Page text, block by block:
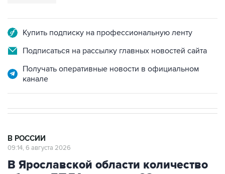
Купить подписку на профессиональную ленту
Подписаться на рассылку главных новостей сайта
Получать оперативные новости в официальном
канале
В РОССИИ
09:14, 6 августа 2026
В Ярославской области количество